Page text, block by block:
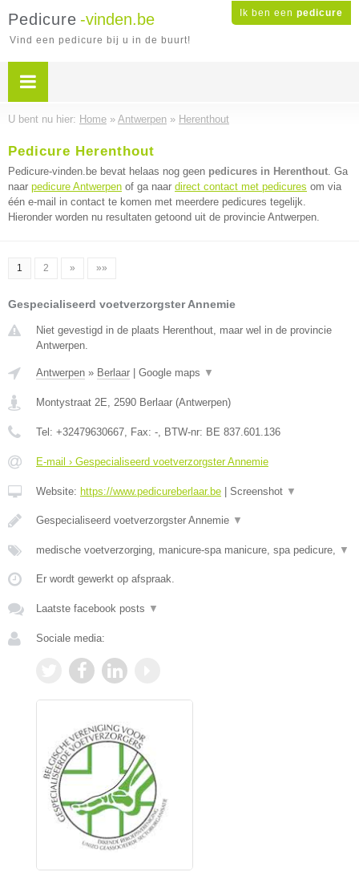
Ik ben een pedicure
Pedicure -vinden.be
Vind een pedicure bij u in de buurt!
U bent nu hier: Home » Antwerpen » Herenthout
Pedicure Herenthout
Pedicure-vinden.be bevat helaas nog geen pedicures in Herenthout. Ga
naar pedicure Antwerpen of ga naar direct contact met pedicures om via
één e-mail in contact te komen met meerdere pedicures tegelijk.
Hieronder worden nu resultaten getoond uit de provincie Antwerpen.
1 2 » »»
Gespecialiseerd voetverzorgster Annemie
Niet gevestigd in de plaats Herenthout, maar wel in de provincie
Antwerpen.
Antwerpen » Berlaar Google maps ▼
Montystraat 2E, 2590 Berlaar (Antwerpen)
Tel: +32479630667, Fax: -, BTW-nr: BE 837.601.136
E-mail › Gespecialiseerd voetverzorgster Annemie
Website: https://www.pedicureberlaar.be Screenshot ▼
Gespecialiseerd voetverzorgster Annemie ▼
medische voetverzorging, manicure-spa manicure, spa pedicure, ▼
Er wordt gewerkt op afspraak.
Laatste facebook posts ▼
Sociale media: